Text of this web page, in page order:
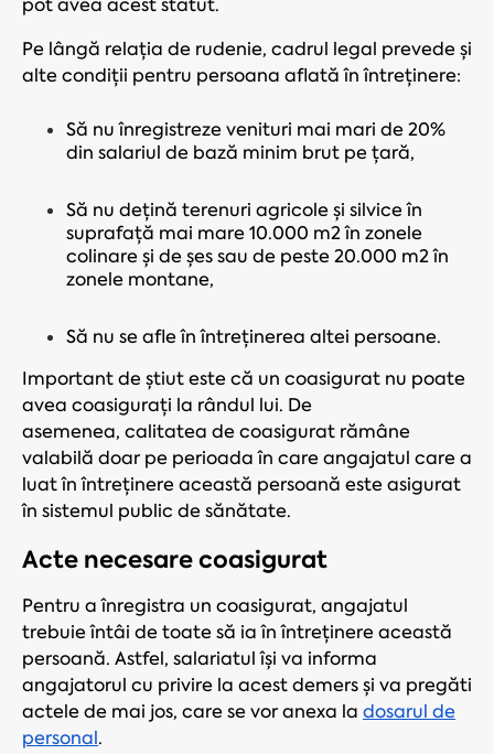
pot avea acest statut.
Pe lângă relația de rudenie, cadrul legal prevede și
alte condiții pentru persoana aflată în întreținere:
Să nu înregistreze venituri mai mari de 20%
din salariul de bază minim brut pe țară,
Să nu dețină terenuri agricole și silvice în
suprafață mai mare 10.000 m2 în zonele
colinare și de șes sau de peste 20.000 m2 în
zonele montane,
Să nu se afle în întreținerea altei persoane.
Important de știut este că un coasigurat nu poate
avea coasigurați la rândul lui. De
asemenea, calitatea de coasigurat rămâne
valabilă doar pe perioada în care angajatul care a
luat în întreținere această persoană este asigurat
în sistemul public de sănătate.
Acte necesare coasigurat
Pentru a înregistra un coasigurat, angajatul
trebuie întâi de toate să ia în întreținere această
persoană. Astfel, salariatul își va informa
angajatorul cu privire la acest demers și va pregăti
actele de mai jos, care se vor anexa la dosarul de
personal.